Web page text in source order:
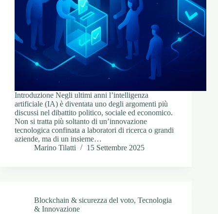
Introduzione Negli ultimi anni l’intelligenza
artificiale (IA) è diventata uno degli argomenti più
discussi nel dibattito politico, sociale ed economico.
Non si tratta più soltanto di un’innovazione
tecnologica confinata a laboratori di ricerca o grandi
aziende, ma di un insieme…
Marino Tilatti
15 Settembre 2025
Blockchain & sicurezza del voto, Tecnologia
& Innovazione